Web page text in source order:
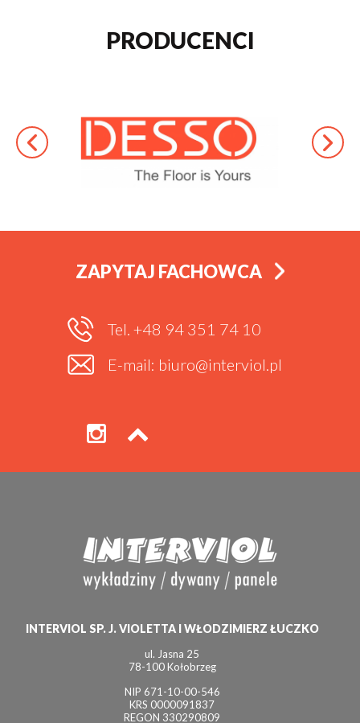
PRODUCENCI
ZAPYTAJ FACHOWCA
Tel. +48 94 351 74 10
E-mail: biuro@interviol.pl
INTERVIOL SP. J. VIOLETTA I WŁODZIMIERZ ŁUCZKO
ul. Jasna 25
78-100 Kołobrzeg
NIP 671-10-00-546
KRS 0000091837
REGON 330290809